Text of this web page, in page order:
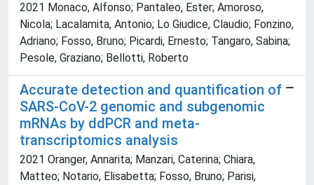
2021 Monaco, Alfonso; Pantaleo, Ester; Amoroso,
Nicola; Lacalamita, Antonio; Lo Giudice, Claudio; Fonzino,
Adriano; Fosso, Bruno; Picardi, Ernesto; Tangaro, Sabina;
Pesole, Graziano; Bellotti, Roberto
Accurate detection and quantification of
SARS-CoV-2 genomic and subgenomic
mRNAs by ddPCR and meta-
transcriptomics analysis
2021 Oranger, Annarita; Manzari, Caterina; Chiara,
Matteo; Notario, Elisabetta; Fosso, Bruno; Parisi,